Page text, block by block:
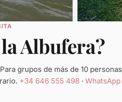
Albufera?
grupos de más de 10 personas
+34 646 555 498 · WhatsApp